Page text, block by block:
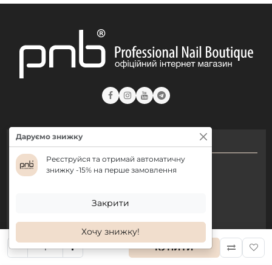
КУПИТИ
КОНТАКТИ
+ 38 (050) 075 35 05
+ 38 (093) 075 35 05
Режим роботи:
Пн-Пт: 09:00–18:00
Даруємо знижку
Реєструйся та отримай автоматичну
знижку -15% на перше замовлення
Закрити
Хочу знижку!